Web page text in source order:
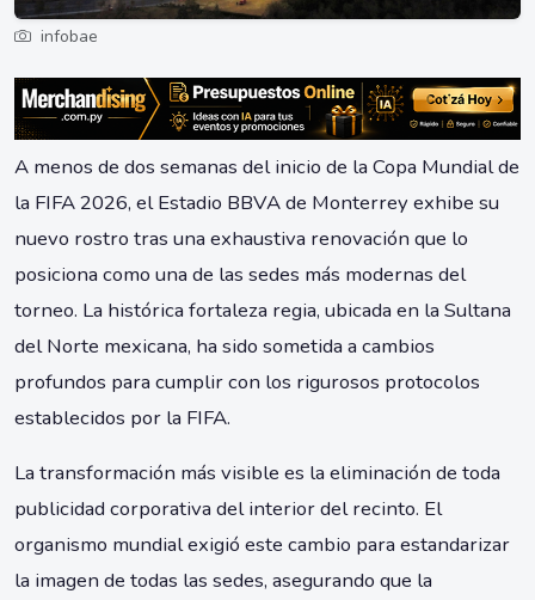
infobae
A menos de dos semanas del inicio de la Copa Mundial de
la FIFA 2026, el Estadio BBVA de Monterrey exhibe su
nuevo rostro tras una exhaustiva renovación que lo
posiciona como una de las sedes más modernas del
torneo. La histórica fortaleza regia, ubicada en la Sultana
del Norte mexicana, ha sido sometida a cambios
profundos para cumplir con los rigurosos protocolos
establecidos por la FIFA.
La transformación más visible es la eliminación de toda
publicidad corporativa del interior del recinto. El
organismo mundial exigió este cambio para estandarizar
la imagen de todas las sedes, asegurando que la